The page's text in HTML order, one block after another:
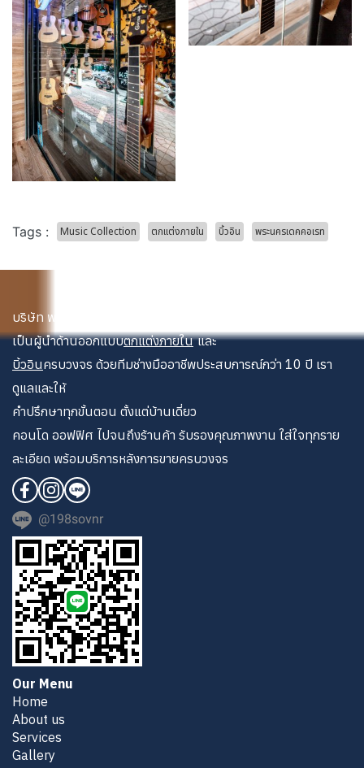
Tags : Music Collection ตกแต่งภายใน บิ้วอิน พระนครเดคคอเรท
บริษัท พระนคร เดคคอเรท จำกัด
เป็นผู้นำด้านออกแบบตกแต่งภายใน และ
บิ้วอินครบวงจร ด้วยทีมช่างมืออาชีพประสบการณ์กว่า 10 ปี เรา
ดูแลและให้
คำปรึกษาทุกขั้นตอน ตั้งแต่บ้านเดี่ยว
คอนโด ออฟฟิศ ไปจนถึงร้านค้า รับรองคุณภาพงาน ใส่ใจทุกราย
ละเอียด พร้อมบริการหลังการขายครบวงจร
@198sovnr
Our Menu
Home
About us
Services
Gallery